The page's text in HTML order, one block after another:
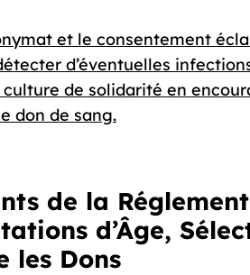
et le consentement
d’éventuelles
culture de solidarité en
don de sang.
de la
d’Âge,
les Dons